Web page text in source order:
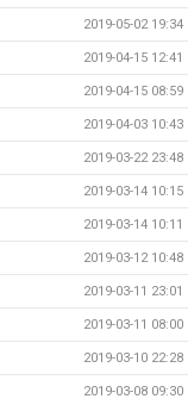
2019-05-02 19:34
2019-04-15 12:41
2019-04-15 08:59
2019-04-03 10:43
2019-03-22 23:48
2019-03-14 10:15
2019-03-14 10:11
2019-03-12 10:48
2019-03-11 23:01
2019-03-11 08:00
2019-03-10 22:28
2019-03-08 09:30